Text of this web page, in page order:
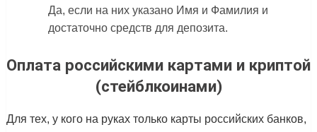
Да, если на них указано Имя и Фамилия и
достаточно средств для депозита.
Оплата российскими картами и криптой
(стейблкоинами)
Для тех, у кого на руках только карты российских банков,